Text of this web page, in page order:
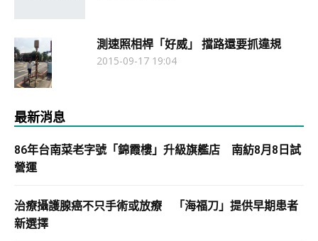
測速照相桿「好威」 擋路還要抓違規
2015-09-17 19:04
最新消息
86年台南菜老字號「錦霞樓」升級旗艦店 南紡8月8日試
營運
治療攝護腺癌不只手術或放療 「海福刀」提供早期患者
新選擇